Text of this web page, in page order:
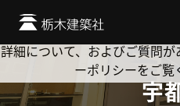
宇
Cookie を使用して、お客様の
か? 当社ではお客様のプライ
詳細について、およびご質問
ーポリシーをご覧